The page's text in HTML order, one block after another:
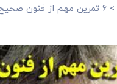
>۶ تمرین مهم از فنون صحیح تنفس در آواز خوانی